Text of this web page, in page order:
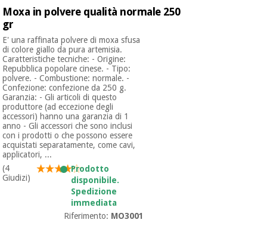
Fisaude
Tech
Academy
Armadi
terapeutici
Materiale
essenziale
per la
protezione
dei
coronavirus
Aerobica,
fitness e
pilates
Sport
Outlet
Fisaude
Tech
Academy
Mobili
clinici
Armadi
terapeutici
Materiale
essenziale
per la
protezione
Moxa in polvere qualità normale 250
gr
E' una raffinata polvere di moxa sfusa
di colore giallo da pura artemisia.
Caratteristiche tecniche: - Origine:
Repubblica popolare cinese. - Tipo:
polvere. - Combustione: normale. -
Confezione: confezione da 250 g.
Garanzia: - Gli articoli di questo
produttore (ad eccezione degli
accessori) hanno una garanzia di 1
anno - Gli accessori che sono inclusi
con i prodotti o che possono essere
acquistati separatamente, come cavi,
applicatori, ...
(4
Giudizi)
Prodotto
disponibile.
Spedizione
immediata
Riferimento: MO3001